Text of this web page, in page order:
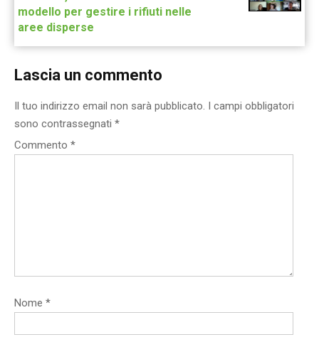
modello per gestire i rifiuti nelle
aree disperse
Lascia un commento
Il tuo indirizzo email non sarà pubblicato.
I campi obbligatori
sono contrassegnati *
Commento *
Nome *